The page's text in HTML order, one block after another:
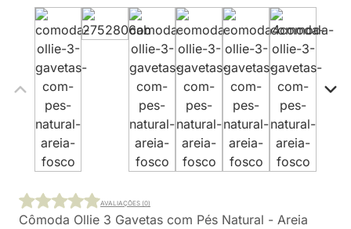
Cômoda Ollie 3 Gavetas com Pés Natural - Areia
AVALIAÇÕES (0)